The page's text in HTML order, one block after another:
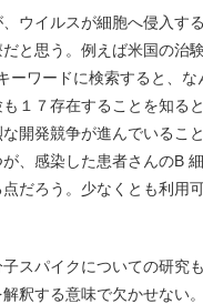
ウイルスが細胞へ侵入す
と思う。例えば米国の治
ワードに検索すると、
１７存在することを知る
開発競争が進んでいるこ
、感染した患者さんのB
だろう。少なくとも利用
スパイクについての研究
釈する意味で欠かせない